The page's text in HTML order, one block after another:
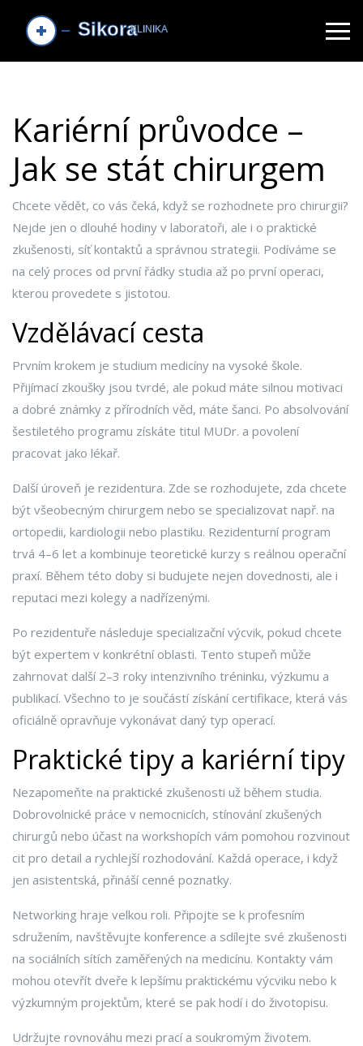
Kariérní průvodce –
Jak se stát chirurgem
Chcete vědět, co vás čeká, když se rozhodnete pro chirurgii?
Nejde jen o dlouhé hodiny v laboratoři, ale i o praktické
zkušenosti, síť kontaktů a správnou strategii. Podíváme se
na celý proces od první řádky studia až po první operaci,
kterou provedete s jistotou.
Vzdělávací cesta
Prvním krokem je studium medicíny na vysoké škole.
Přijímací zkoušky jsou tvrdé, ale pokud máte silnou motivaci
a dobré známky z přírodních věd, máte šanci. Po absolvování
šestiletého programu získáte titul MUDr. a povolení
pracovat jako lékař.
Další úroveň je rezidentura. Zde se rozhodujete, zda chcete
být všeobecným chirurgem nebo se specializovat např. na
ortopedii, kardiologii nebo plastiku. Rezidenturní program
trvá 4–6 let a kombinuje teoretické kurzy s reálnou operační
praxí. Během této doby si budujete nejen dovednosti, ale i
reputaci mezi kolegy a nadřízenými.
Po rezidentuře následuje specializační výcvik, pokud chcete
být expertem v konkrétní oblasti. Tento stupeň může
zahrnovat další 2–3 roky intenzivního tréninku, výzkumu a
publikací. Všechno to je součástí získání certifikace, která vás
oficiálně opravňuje vykonávat daný typ operací.
Praktické tipy a kariérní tipy
Nezapomeňte na praktické zkušenosti už během studia.
Dobrovolnické práce v nemocnicích, stínování zkušených
chirurgů nebo účast na workshopích vám pomohou rozvinout
cit pro detail a rychlejší rozhodování. Každá operace, i když
jen asistentská, přináší cenné poznatky.
Networking hraje velkou roli. Připojte se k profesním
sdružením, navštěvujte konference a sdílejte své zkušenosti
na sociálních sítích zaměřených na medicínu. Kontakty vám
mohou otevřít dveře k lepšímu praktickému výcviku nebo k
výzkumným projektům, které se pak hodí i do životopisu.
Udržujte rovnováhu mezi prací a soukromým životem.